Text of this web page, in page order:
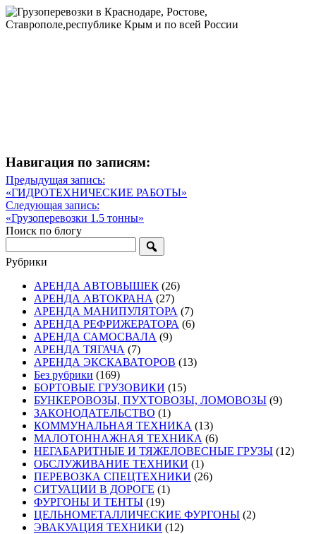
Навигация по записям:
Навигация
по
записям
Предыдущая запись:
Предыдущая
запись
«ГИДРОТЕХНИЧЕСКИЕ РАБОТЫ»
Следующая запись:
Следующая
запись
«Грузоперевозки 1.5 тонны»
Поиск по блогу
Рубрики
АРЕНДА АВТОВЫШЕК (26)
АРЕНДА АВТОКРАНА (27)
АРЕНДА МАНИПУЛЯТОРА (7)
АРЕНДА РЕФРИЖЕРАТОРА (6)
АРЕНДА САМОСВАЛА (9)
АРЕНДА ТЯГАЧА (7)
АРЕНДА ЭКСКАВАТОРОВ (13)
Без рубрики (169)
БОРТОВЫЕ ГРУЗОВИКИ (15)
БУНКЕРОВОЗЫ, ПУХТОВОЗЫ, ЛОМОВОЗЫ (9)
ЗАКОНОДАТЕЛЬСТВО (1)
КОММУНАЛЬНАЯ ТЕХНИКА (13)
МАЛОТОННАЖНАЯ ТЕХНИКА (6)
НЕГАБАРИТНЫЕ И ТЯЖЕЛОВЕСНЫЕ ГРУЗЫ (12)
ОБСЛУЖИВАНИЕ ТЕХНИКИ (1)
ПЕРЕВОЗКА СПЕЦТЕХНИКИ (26)
СИТУАЦИИ В ДОРОГЕ (1)
ФУРГОНЫ И ТЕНТЫ (19)
ЦЕЛЬНОМЕТАЛЛИЧЕСКИЕ ФУРГОНЫ (2)
ЭВАКУАЦИЯ ТЕХНИКИ (12)